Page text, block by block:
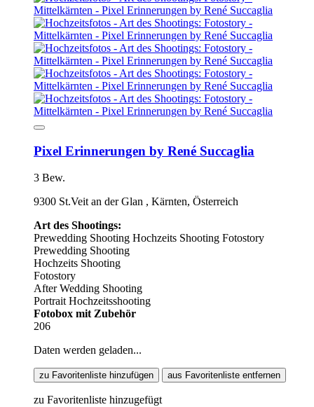
Pixel Erinnerungen by René Succaglia
3 Bew.
9300 St.Veit an der Glan , Kärnten, Österreich
Art des Shootings:
Prewedding Shooting Hochzeits Shooting Fotostory
Prewedding Shooting
Hochzeits Shooting
Fotostory
After Wedding Shooting
Portrait Hochzeitsshooting
Fotobox mit Zubehör
206
Daten werden geladen...
zu Favoritenliste hinzufügen aus Favoritenliste entfernen
zu Favoritenliste hinzugefügt